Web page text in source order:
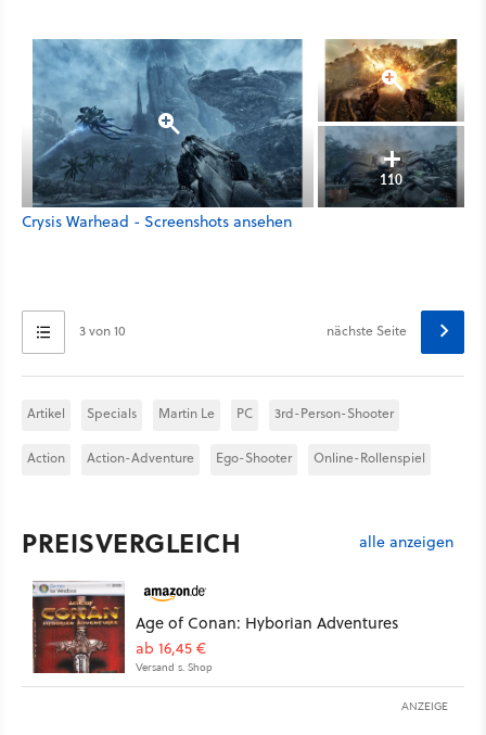
110
Crysis Warhead - Screenshots ansehen
3 von 10 nächste Seite
Artikel Specials Martin Le PC 3rd-Person-Shooter
Action Action-Adventure Ego-Shooter Online-Rollenspiel
PREISVERGLEICH alle anzeigen
Age of Conan: Hyborian Adventures
ab 16,45 €
Versand s. Shop
ANZEIGE